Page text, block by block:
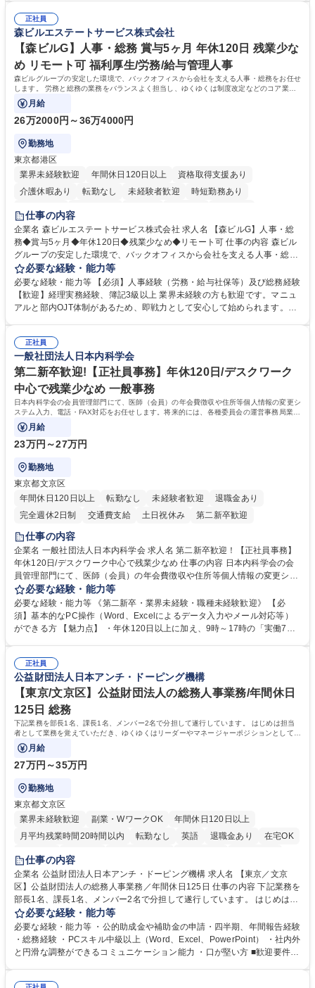
の他に担当頂く業務が発生する場合があります。 募集職種 【営業事務】
業務職/三井物産グループ/平均残業時間10H/完全週休2日
ション力がある方。 ・チャレンジを厭わず、粘り強く業務に取り組める
方。多様な関係者と謙虚に信頼関係を構築でき、期限を意識したスケジュ
ール管理が出来る方。※将来的に他部署（営業部門、コーポレート部門）
へのジョブローテーションの可能性があります。 学歴・資格 学歴：大学
院 大学 語学力： 資格：宅地建物取引士
正社員
森ビルエステートサービス株式会社
【森ビルG】人事・総務 賞与5ヶ月 年休120日 残業少な
め リモート可 福利厚生/労務/給与管理人事
森ビルグループの安定した環境で、バックオフィスから会社を支える人事・総務をお任せ
します。 労務と総務の業務をバランスよく担当し、ゆくゆくは制度改定などのコア業務
にも挑戦できる、やりがいある環境です。
月給
26万2000円～36万4000円
勤務地
東京都港区
業界未経験歓迎
年間休日120日以上
資格取得支援あり
介護休暇あり
転勤なし 未経験者歓迎
時短勤務あり
経験者歓迎
完全週休2日制
交通費支給 長期歓迎 駅近5分以内 土日祝休み
仕事の内容
企業名 森ビルエステートサービス株式会社 求人名 【森ビルG】人事・総
務◆賞与5ヶ月◆年休120日◆残業少なめ◆リモート可 仕事の内容 森ビル
グループの安定した環境で、バックオフィスから会社を支える人事・総務
をお任せします。 労務と総務の業務をバランスよく担当し、ゆくゆくは制
度改定などのコア業務にも挑戦できる、やりがいある環境です。 ■勤怠管
理、給与計算、社会保険手続き、年末調整等の労務管理全般 ■入退社手続
き、社内規定の改定や人事制度改定などのコア業務 ■社内イベントの企画
でも質問・相談できる環境が整っているため、安心して成長できます。 募
集職種 【森ビルG】人事・総務◆賞与5ヶ月◆年休120日◆残業少なめ◆
リモート可
必要な経験・能力等
必要な経験・能力等 【必須】人事経験（労務・給与社保等）及び総務経験
【歓迎】経理実務経験、簿記3級以上 業界未経験の方も歓迎です。マニュ
アルと部内OJT体制があるため、即戦力として安心して始められます。
務に挑戦できるため、自身の成長と組織への貢献度をダイレクトに実感で
きます。 残業少なめ、週1日リモート可など、ワークライフバランスを保
ち長期活躍できる環境です。 「これまでの幅広い経験を活かし、長期的な
キャリアを築きたい」という前向きな意欲と挑戦を全力で応援します。 学
歴・資格 学歴：大学院 大学 高専 短大 専修学校 高校 語学力： 資格：日商
簿記検定1級 日商簿記検定2級 日商簿記検定3級
正社員
一般社団法人日本内科学会
第二新卒歓迎!【正社員事務】年休120日/デスクワーク
中心で残業少なめ 一般事務
日本内科学会の会員管理部門にて、医師（会員）の年会費徴収や住所等個人情報の変更シ
ステム入力、電話・FAX対応をお任せします。将来的には、各種委員会の運営事務局業務
などにも幅広く携わっていただきます。
月給
23万円～27万円
勤務地
東京都文京区
年間休日120日以上
転勤なし 未経験者歓迎
退職金あり
完全週休2日制
交通費支給 土日祝休み 第二新卒歓迎
仕事の内容
企業名 一般社団法人日本内科学会 求人名 第二新卒歓迎！【正社員事務】
年休120日/デスクワーク中心で残業少なめ 仕事の内容 日本内科学会の会
員管理部門にて、医師（会員）の年会費徴収や住所等個人情報の変更シス
テム入力、電話・FAX対応をお任せします。将来的には、各種委員会の運
営事務局業務などにも幅広く携わっていただきます。 【会員管理・データ
入力業務】 ・医師（会員）の住所変更、個人情報のシステム登録・更新
・年会費の徴収管理や入金データの照合確認 【問い合わせ対応】 ・会員
年休120日/デスクワーク中心で残業少なめ
必要な経験・能力等
必要な経験・能力等 《第二新卒・業界未経験・職種未経験歓迎》 【必
須】基本的なPC操作（Word、Excelによるデータ入力やメール対応等）
ができる方 【魅力点】 ・年休120日以上に加え、9時～17時の「実働7時
整、資料作成、当日の運営サポート 学歴・資格 学歴：大学院 大学 語学
力： 資格：
正社員
公益財団法人日本アンチ・ドーピング機構
【東京/文京区】公益財団法人の総務人事業務/年間休日
125日 総務
下記業務を部長1名、課長1名、メンバー2名で分担して遂行しています。 はじめは担当
者として業務を覚えていただき、ゆくゆくはリーダーやマネージャーポジションとして活
躍いただくことを期待しています。
月給
27万円～35万円
勤務地
東京都文京区
業界未経験歓迎
副業・WワークOK
年間休日120日以上
月平均残業時間20時間以内
転勤なし 英語 退職金あり
在宅OK
賞与あり
育休あり
食事補助あり
仕事の内容
企業名 公益財団法人日本アンチ・ドーピング機構 求人名 【東京／文京
区】公益財団法人の総務人事業務／年間休日125日 仕事の内容 下記業務を
部長1名、課長1名、メンバー2名で分担して遂行しています。 はじめは担
当者として業務を覚えていただき、ゆくゆくはリーダーやマネージャーポ
ジションとして活躍いただくことを期待しています。 【総務・人事グルー
プの業務内容】 ・人事制度関連 ・採用活動 ・教育研修の企画、実行 ・勤
怠管理 ・官公庁への各種提出 ・法定の会議運営（評議員会、理事会） ・
必要な経験・能力等
必要な経験・能力等 ・公的助成金や補助金の申請・四半期、年間報告経験
・総務経験 ・PCスキル中級以上（Word、Excel、PowerPoint） ・社内外
と円滑な調整ができるコミュニケーション能力 ・口が堅い方 ■歓迎要件